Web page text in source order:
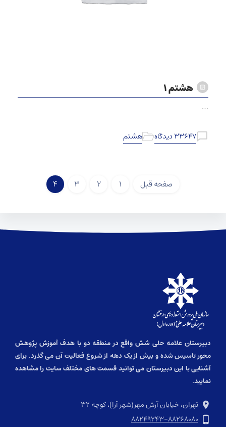
هشتم ۱
…
۳۳۶۴۷ دیدگاه هشتم
صفحه قبل ۱ ۲ ۳ ۴
دبیرستان علامه حلی شش واقع در منطقه دو با هدف آموزش پژوهش
محور تاسیس شده و بیش از یک دهه از شروع فعالیت آن می گذرد. برای
آشنایی با این دبیرستان می توانید قسمت های مختلف سایت را مشاهده
نمایید.
تهران، خیابان آرش مهر(شهر آرا)، کوچه ۳۲
۸۸۲۴۹۲۴۳-۸۸۲۶۸۰۸۰